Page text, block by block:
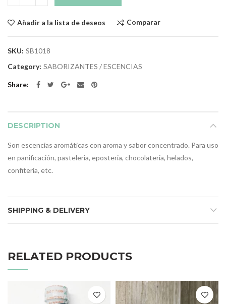
Añadir a la lista de deseos Comparar
SKU: SB1018
Category: SABORIZANTES / ESCENCIAS
Share
DESCRIPTION
Son escencias aromáticas con aroma y sabor concentrado. Para uso
en panificación, pasteleria, eposteria, chocolateria, helados,
confiteria, etc.
SHIPPING & DELIVERY
RELATED PRODUCTS